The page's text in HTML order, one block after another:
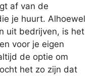
af van de
je huurt. Alhoewel
uit bedrijven, is het
voor je eigen
de optie om
het zo zijn dat